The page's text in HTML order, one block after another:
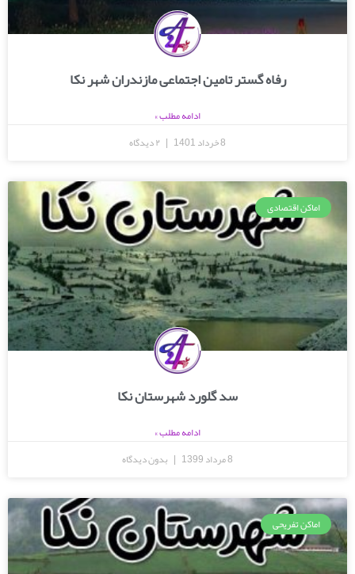
رفاه گستر تامین اجتماعی مازندران شهر نکا
ادامه مطلب »
8 خرداد 1401
اماکن اقتصادی
سد گلورد شهرستان نکا
ادامه مطلب »
8 مرداد 1399
بدون دیدگاه
اماکن تفریحی